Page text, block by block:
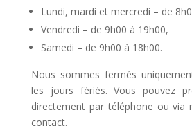
Lundi, mardi et mercredi – de
Vendredi – de 9h00 à 19h00,
Samedi – de 9h00 à 18h00.
Nous sommes fermés
les jours fériés. Vous pouvez
directement par téléphone ou via
contact.